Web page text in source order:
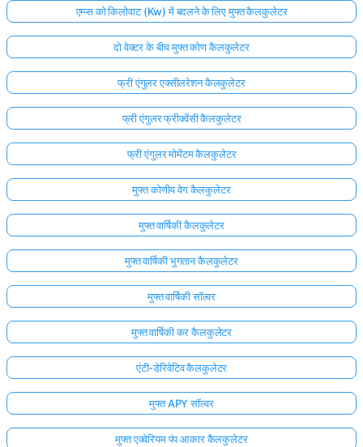
अभी
कोई
प्रश्न
नहीं
अपना
प्रश्न
एम्प्स को किलोवाट (Kw) में बदलने के लिए मुफ्त कैलकुलेटर
दो वेक्टर के बीच मुफ्त कोण कैलकुलेटर
फ्री एंगुलर एक्सीलरेशन कैलकुलेटर
फ्री एंगुलर फ्रीक्वेंसी कैलकुलेटर
फ्री एंगुलर मोमेंटम कैलकुलेटर
मुफ्त कोणीय वेग कैलकुलेटर
मुफ्त वार्षिकी कैलकुलेटर
मुफ्त वार्षिकी भुगतान कैलकुलेटर
मुफ्त वार्षिकी सॉल्वर
मुफ्त वार्षिकी कर कैलकुलेटर
एंटी-डेरिवेटिव कैलकुलेटर
मुफ्त APY सॉल्वर
मुफ्त एक्वेरियम पंप आकार कैलकुलेटर